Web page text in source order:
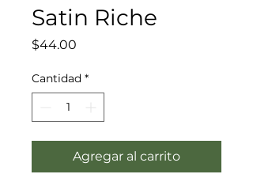
Satin Riche
$44.00
Cantidad *
Agregar al carrito